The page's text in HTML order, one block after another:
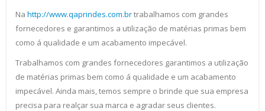
Na http://www.qaprindes.com.brtrabalhamos com grandes
fornecedores e garantimos a utilização de matérias primas bem
como á qualidade e um acabamento impecável.
Trabalhamos com grandes fornecedores garantimos a utilização
de matérias primas bem como á qualidade e um acabamento
impecável. Ainda mais, temos sempre o brinde que sua empresa
precisa para realçar sua marca e agradar seus clientes.